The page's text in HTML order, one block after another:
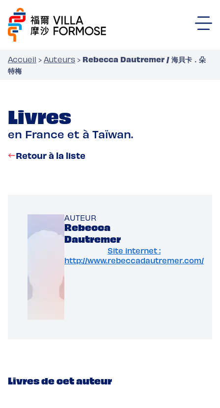
Accueil › Auteurs › Rebecca Dautremer / 海貝卡．朵
特梅
Livres
en France et à Taïwan.
Retour à la liste
AUTEUR
Rebecca
Dautremer
Site internet :
http://www.rebeccadautremer.com/
Livres de cet auteur